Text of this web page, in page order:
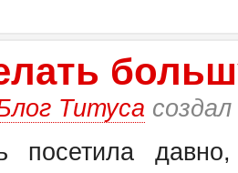
Титуса
посетила